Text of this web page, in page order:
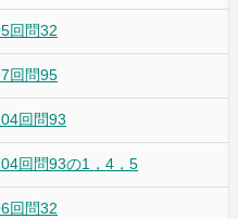
回問32
回問95
回問93
回問93の1，4，5
回問32